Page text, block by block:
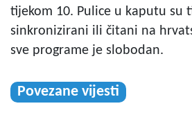
tijekom 10. Pulice u kaputu su
sinkronizirani ili čitani na
sve programe je slobodan.
Povezane vijesti